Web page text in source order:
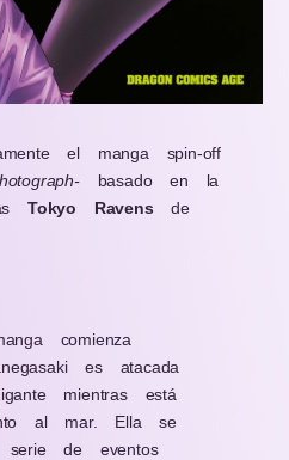
el manga spin-off
basado en la
Tokyo Ravens de
comienza
es atacada
mientras está
al mar. Ella se
de eventos